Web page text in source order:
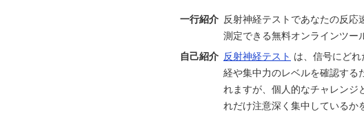
一行紹介 反射神経テストであなたの反応
測定できる無料オンラインツー
自己紹介 反射神経テスト は、信号にど
経や集中力のレベルを確認する
れますが、個人的なチャレンジ
れだけ注意深く集中しているか